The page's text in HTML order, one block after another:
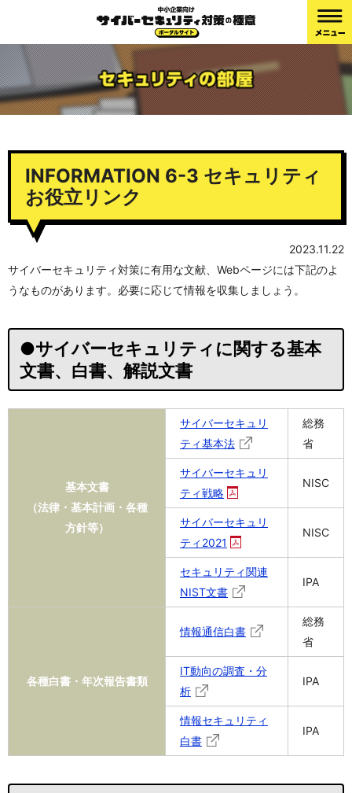
INFORMATION 6-3 セキュリティ
お役立リンク
2023.11.22
サイバーセキュリティ対策に有用な文献、Webページには下記のよ
うなものがあります。必要に応じて情報を収集しましょう。
●サイバーセキュリティに関する基本
文書、白書、解説文書
基本文書
（法律・基本計画・各種
方針等）
サイバーセキュリ
ティ基本法
総務
省
サイバーセキュリ
ティ戦略
NISC
サイバーセキュリ
ティ2021
NISC
セキュリティ関連
NIST文書
IPA
各種白書・年次報告書類
情報通信白書
総務
省
IT動向の調査・分
析
IPA
情報セキュリティ
白書
IPA